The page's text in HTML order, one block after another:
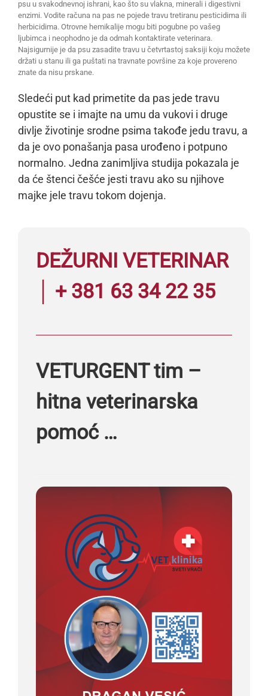
psu u svakodnevnoj ishrani, kao što su vlakna, minerali i digestivni
enzimi. Vodite računa na pas ne pojede travu tretiranu pesticidima ili
herbicidima. Otrovne hemikalije mogu biti pogubne po vašeg
ljubimca i neophodno je da odmah kontaktirate veterinara.
Najsigurnije je da psu zasadite travu u četvrtastoj saksiji koju možete
držati u stanu ili ga puštati na travnate površine za koje provereno
znate da nisu prskane.
Sledeći put kad primetite da pas jede travu
opustite se i imajte na umu da vukovi i druge
divlje životinje srodne psima takođe jedu travu, a
da je ovo ponašanja pasa urođeno i potpuno
normalno. Jedna zanimljiva studija pokazala je
da će štenci češće jesti travu ako su njihove
majke jele travu tokom dojenja.
DEŽURNI VETERINAR
│ + 381 63 34 22 35
VETURGENT tim –
hitna veterinarska
pomoć …